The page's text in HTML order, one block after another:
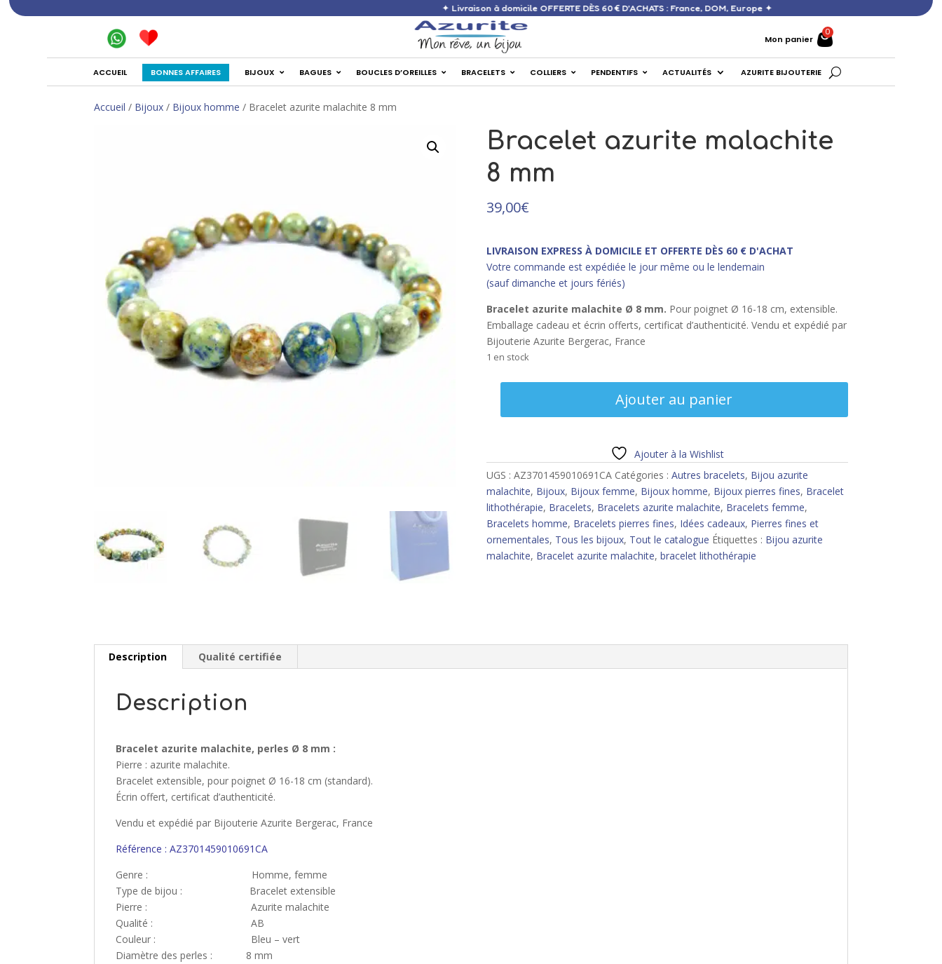
✦ Livraison à domicile OFFERTE DÈS 60 € D’ACHATS : France, DOM, Europe ✦
Mon panier
ACCUEIL BONNES AFFAIRES BIJOUX BAGUES BOUCLES D’OREILLES BRACELETS COLLIERS PENDENTIFS ACTUALITÉS AZURITE BIJOUTERIE
Accueil / Bijoux / Bijoux homme / Bracelet azurite malachite 8 mm
Bracelet azurite malachite
8 mm
39,00€
LIVRAISON EXPRESS À DOMICILE ET OFFERTE DÈS 60 € D'ACHAT
Votre commande est expédiée le jour même ou le lendemain
(sauf dimanche et jours fériés)
Bracelet azurite malachite Ø 8 mm. Pour poignet Ø 16-18 cm, extensible.
Emballage cadeau et écrin offerts, certificat d’authenticité. Vendu et expédié par
Bijouterie Azurite Bergerac, France
1 en stock
Bracelet
8
mm
Ajouter au panier
Ajouter à la Wishlist
UGS : AZ3701459010691CA Catégories : Autres bracelets, Bijou azurite
malachite, Bijoux, Bijoux femme, Bijoux homme, Bijoux pierres fines, Bracelet
lithothérapie, Bracelets, Bracelets azurite malachite, Bracelets femme,
Bracelets homme, Bracelets pierres fines, Idées cadeaux, Pierres fines et
ornementales, Tous les bijoux, Tout le catalogue Étiquettes : Bijou azurite
malachite, Bracelet azurite malachite, bracelet lithothérapie
Description Qualité certifiée
Description
Bracelet azurite malachite, perles Ø 8 mm :
Pierre : azurite malachite.
Bracelet extensible, pour poignet Ø 16-18 cm (standard).
Écrin offert, certificat d’authenticité.
Vendu et expédié par Bijouterie Azurite Bergerac, France
Référence : AZ3701459010691CA
Genre : Homme, femme
Type de bijou : Bracelet extensible
Pierre : Azurite malachite
Qualité : AB
Couleur : Bleu – vert
Diamètre des perles : 8 mm